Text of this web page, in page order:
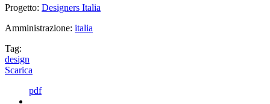
Progetto: Designers Italia
Amministrazione: italia
Tag:
design
Scarica
pdf